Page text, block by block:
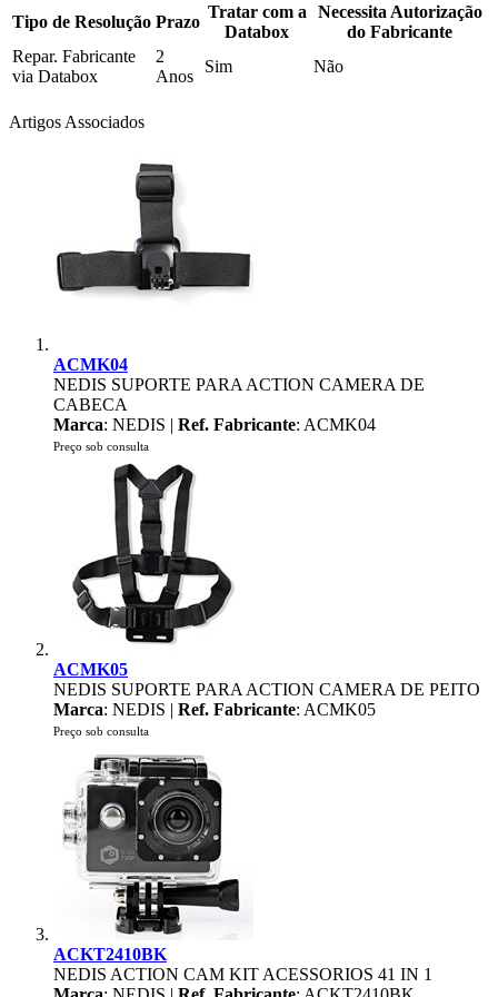
Tipo de Resolução Prazo
Tratar com a
Databox
Necessita Autorização
do Fabricante
Repar. Fabricante
via Databox
2
Anos
Sim Não
Artigos Associados
ACMK04
NEDIS SUPORTE PARA ACTION CAMERA DE
CABECA
Marca: NEDIS | Ref. Fabricante: ACMK04
Preço sob consulta
ACMK05
NEDIS SUPORTE PARA ACTION CAMERA DE PEITO
Marca: NEDIS | Ref. Fabricante: ACMK05
Preço sob consulta
ACKT2410BK
NEDIS ACTION CAM KIT ACESSORIOS 41 IN 1